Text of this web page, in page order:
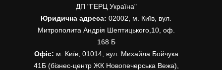
ДП "ГЕРЦ Україна"
Юридична адреса: 02002, м. Київ, вул.
Митрополита Андрія Шептицького,10, оф.
168 Б
Офіс: м. Київ, 01014, вул. Михайла Бойчука
41Б (бізнес-центр ЖК Новопечерська Вежа),